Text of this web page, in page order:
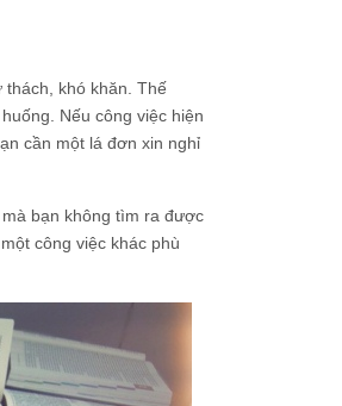
khó khăn. Thế
Nếu công việc hiện
cần một lá đơn xin nghỉ
bạn không tìm ra được
công việc khác phù